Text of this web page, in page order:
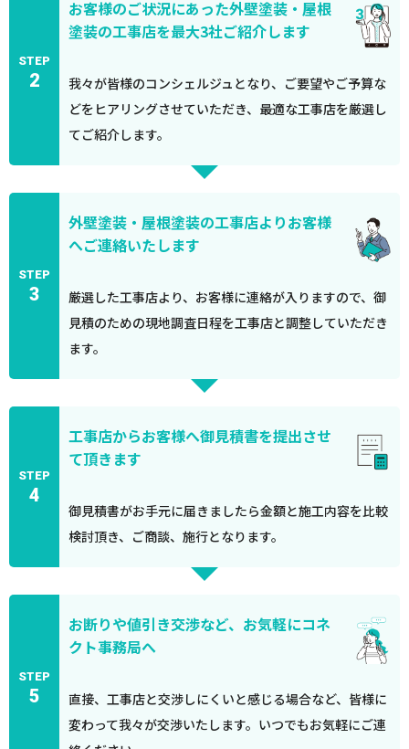
STEP
2
お客様のご状況にあった外壁塗装・屋根
塗装の工事店を最大3社ご紹介します
我々が皆様のコンシェルジュとなり、ご要望やご予算な
どをヒアリングさせていただき、最適な工事店を厳選し
てご紹介します。
STEP
3
外壁塗装・屋根塗装の工事店よりお客様
へご連絡いたします
厳選した工事店より、お客様に連絡が入りますので、御
見積のための現地調査日程を工事店と調整していただき
ます。
STEP
4
工事店からお客様へ御見積書を提出させ
て頂きます
御見積書がお手元に届きましたら金額と施工内容を比較
検討頂き、ご商談、施行となります。
STEP
5
お断りや値引き交渉など、お気軽にコネ
クト事務局へ
直接、工事店と交渉しにくいと感じる場合など、皆様に
変わって我々が交渉いたします。いつでもお気軽にご連